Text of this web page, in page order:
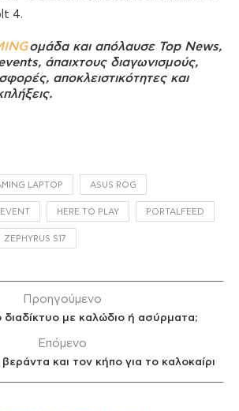
4.
ομάδα και απόλαυσε Top News,
άπαιχτους διαγωνισμούς,
αποκλειστικότητες και
LAPTOP ASUS ROG
HERE TO PLAY PORTALFEED
ZEPHYRUS S17
Προηγούμενο
με καλώδιο ή ασύρματα;
Επόμενο
και τον κήπο για το καλοκαίρι